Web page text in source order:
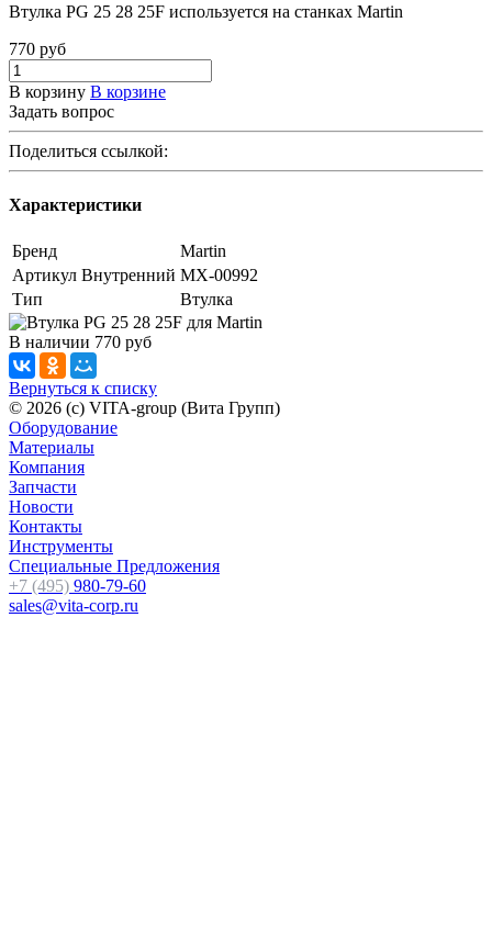
Втулка PG 25 28 25F используется на станках Martin
770 руб
В корзину В корзине
Задать вопрос
Поделиться ссылкой:
Характеристики
Бренд
Martin
Артикул Внутренний МХ-00992
Тип
Втулка
В наличии 770 руб
Вернуться к списку
© 2026 (c) VITA-group (Вита Групп)
Оборудование
Материалы
Компания
Запчасти
Новости
Контакты
Инструменты
Специальные Предложения
+7 (495) 980-79-60
sales@vita-corp.ru